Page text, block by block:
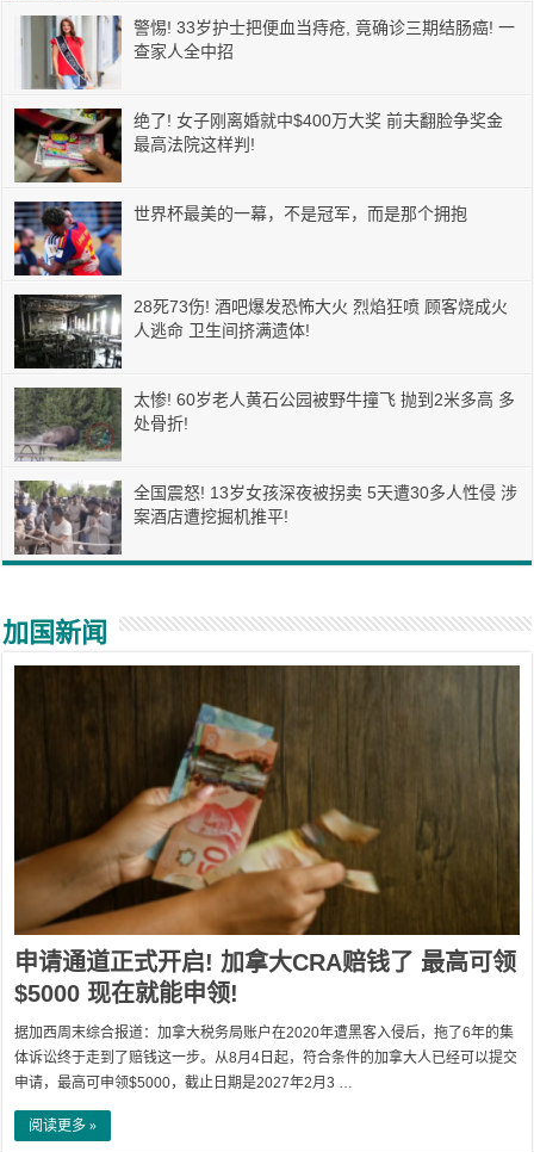
警惕! 33岁护士把便血当痔疮, 竟确诊三期结肠癌! 一
查家人全中招
绝了! 女子刚离婚就中$400万大奖 前夫翻脸争奖金
最高法院这样判!
世界杯最美的一幕，不是冠军，而是那个拥抱
28死73伤! 酒吧爆发恐怖大火 烈焰狂喷 顾客烧成火
人逃命 卫生间挤满遗体!
太惨! 60岁老人黄石公园被野牛撞飞 抛到2米多高 多
处骨折!
全国震怒! 13岁女孩深夜被拐卖 5天遭30多人性侵 涉
案酒店遭挖掘机推平!
加国新闻
申请通道正式开启! 加拿大CRA赔钱了 最高可领
$5000 现在就能申领!
据加西周末综合报道：加拿大税务局账户在2020年遭黑客入侵后，拖了6年的集
体诉讼终于走到了赔钱这一步。从8月4日起，符合条件的加拿大人已经可以提交
申请，最高可申领$5000，截止日期是2027年2月3 …
阅读更多 »